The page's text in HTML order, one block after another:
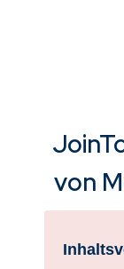
von